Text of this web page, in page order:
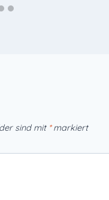
sind mit *markiert